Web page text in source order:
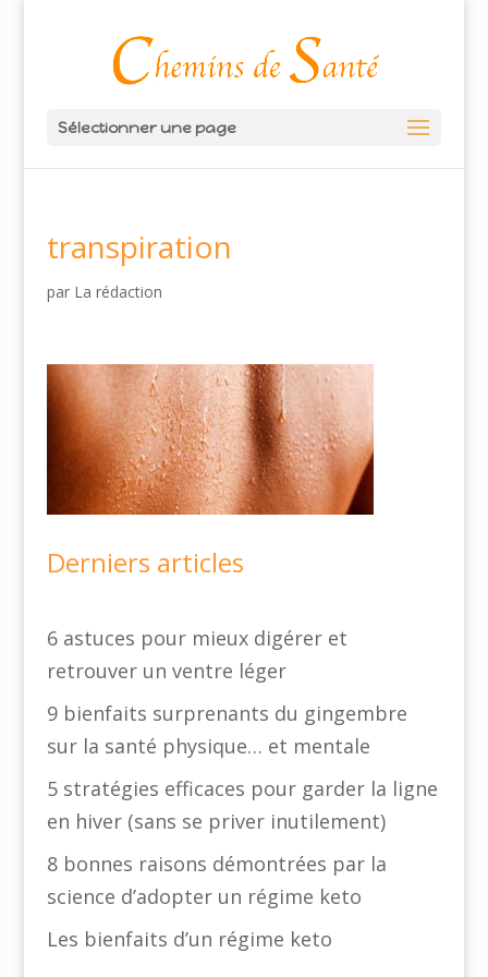
Sélectionner une page
transpiration
par La rédaction
Derniers articles
6 astuces pour mieux digérer et
retrouver un ventre léger
9 bienfaits surprenants du gingembre
sur la santé physique… et mentale
5 stratégies efficaces pour garder la ligne
en hiver (sans se priver inutilement)
8 bonnes raisons démontrées par la
science d’adopter un régime keto
Les bienfaits d’un régime keto